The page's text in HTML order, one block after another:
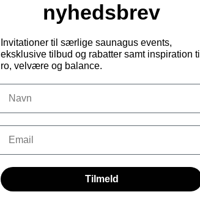
nyhedsbrev
Invitationer til særlige saunagus events,
eksklusive tilbud og rabatter samt inspiration til
ro, velvære og balance.
Tilmeld